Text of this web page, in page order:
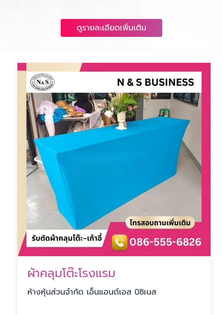
ดูรายละเอียดเพิ่มเติม
ผ้าคลุมโต๊ะโรงแรม
ห้างหุ้นส่วนจำกัด เอ็นแอนด์เอส บิซิเนส